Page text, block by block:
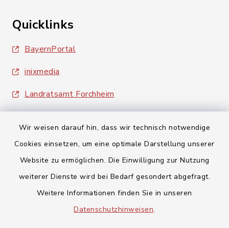
Wir weisen darauf hin, dass wir technisch notwendige
Cookies einsetzen, um eine optimale Darstellung unserer
Website zu ermöglichen. Die Einwilligung zur Nutzung
weiterer Dienste wird bei Bedarf gesondert abgefragt.
Weitere Informationen finden Sie in unseren
Datenschutzhinweisen.
Quicklinks
BayernPortal
inixmedia
Landratsamt Forchheim
Barrierefreiheit